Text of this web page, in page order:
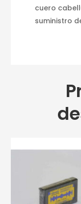
cuero
suministro